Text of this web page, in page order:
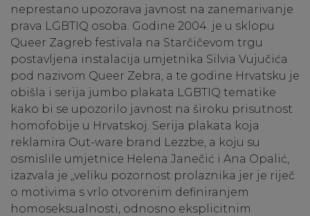
neprestano upozorava javnost na zanemarivanje
prava LGBTIQ osoba. Godine 2004. je u sklopu
Queer Zagreb festivala na Starčičevom trgu
postavljena instalacija umjetnika Silvia Vujučića
pod nazivom Queer Zebra, a te godine Hrvatsku je
obišla i serija jumbo plakata LGBTIQ tematike
kako bi se upozorilo javnost na široku prisutnost
homofobije u Hrvatskoj. Serija plakata koja
reklamira Out-ware brand Lezzbe, a koju su
osmislile umjetnice Helena Janečić i Ana Opalić,
izazvala je „veliku pozornost prolaznika jer je riječ
o motivima s vrlo otvorenim definiranjem
homoseksualnosti, odnosno eksplicitnim